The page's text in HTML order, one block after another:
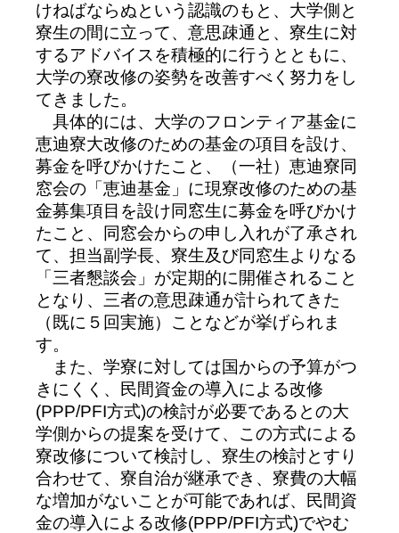
けねばならぬという認識のもと、大学側と
寮生の間に立って、意思疎通と、寮生に対
するアドバイスを積極的に行うとともに、
大学の寮改修の姿勢を改善すべく努力をし
てきました。
具体的には、大学のフロンティア基金に
恵迪寮大改修のための基金の項目を設け、
募金を呼びかけたこと、（一社）恵迪寮同
窓会の「恵迪基金」に現寮改修のための基
金募集項目を設け同窓生に募金を呼びかけ
たこと、同窓会からの申し入れが了承され
て、担当副学長、寮生及び同窓生よりなる
「三者懇談会」が定期的に開催されること
となり、三者の意思疎通が計られてきた
（既に５回実施）ことなどが挙げられま
す。
また、学寮に対しては国からの予算がつ
きにくく、民間資金の導入による改修
(PPP/PFI方式)の検討が必要であるとの大
学側からの提案を受けて、この方式による
寮改修について検討し、寮生の検討とすり
合わせて、寮自治が継承でき、寮費の大幅
な増加がないことが可能であれば、民間資
金の導入による改修(PPP/PFI方式)でやむ